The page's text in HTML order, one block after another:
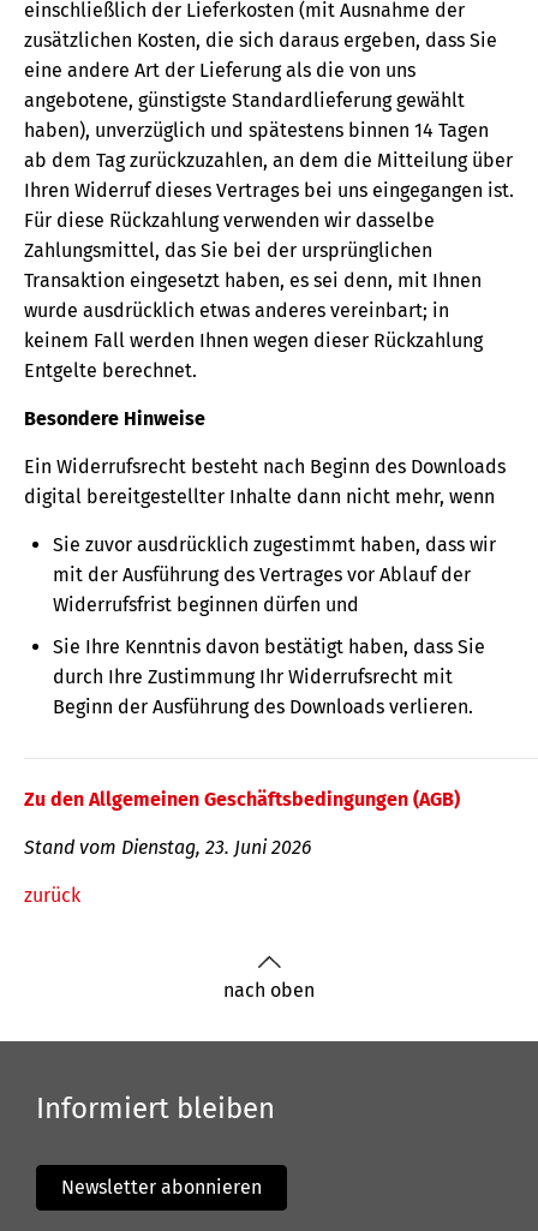
einschließlich der Lieferkosten (mit Ausnahme der
zusätzlichen Kosten, die sich daraus ergeben, dass Sie
eine andere Art der Lieferung als die von uns
angebotene, günstigste Standardlieferung gewählt
haben), unverzüglich und spätestens binnen 14 Tagen
ab dem Tag zurückzuzahlen, an dem die Mitteilung über
Ihren Widerruf dieses Vertrages bei uns eingegangen ist.
Für diese Rückzahlung verwenden wir dasselbe
Zahlungsmittel, das Sie bei der ursprünglichen
Transaktion eingesetzt haben, es sei denn, mit Ihnen
wurde ausdrücklich etwas anderes vereinbart; in
keinem Fall werden Ihnen wegen dieser Rückzahlung
Entgelte berechnet.
Besondere Hinweise
Ein Widerrufsrecht besteht nach Beginn des Downloads
digital bereitgestellter Inhalte dann nicht mehr, wenn
Sie zuvor ausdrücklich zugestimmt haben, dass wir
mit der Ausführung des Vertrages vor Ablauf der
Widerrufsfrist beginnen dürfen und
Sie Ihre Kenntnis davon bestätigt haben, dass Sie
durch Ihre Zustimmung Ihr Widerrufsrecht mit
Beginn der Ausführung des Downloads verlieren.
Zu den Allgemeinen Geschäftsbedingungen (AGB)
Stand vom Dienstag, 23. Juni 2026
zurück
nach oben
Informiert bleiben
Newsletter abonnieren